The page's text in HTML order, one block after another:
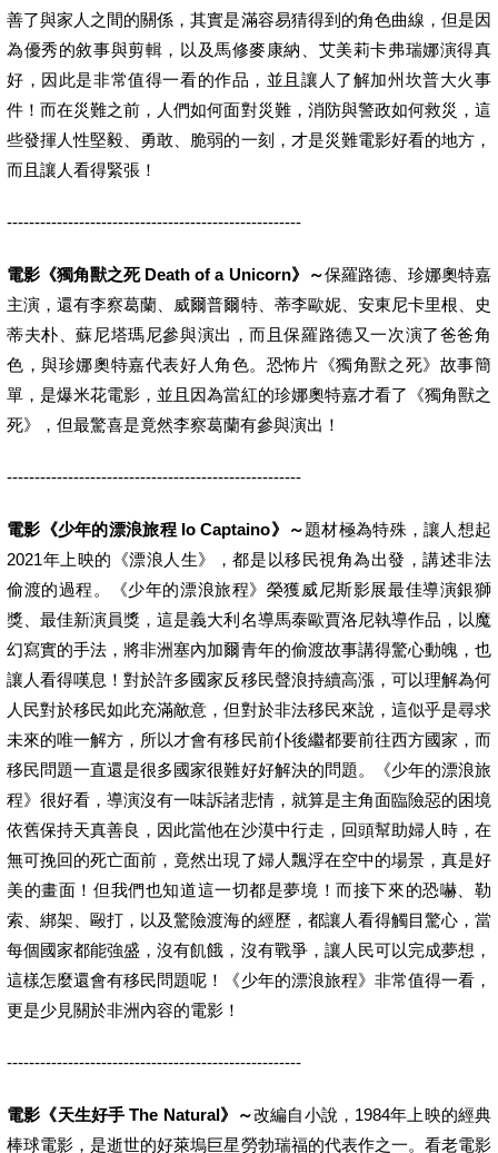
善了與家人之間的關係，其實是滿容易猜得到的角色曲線，但是因
為優秀的敘事與剪輯，以及馬修麥康納、艾美莉卡弗瑞娜演得真
好，因此是非常值得一看的作品，並且讓人了解加州坎普大火事
件！而在災難之前，人們如何面對災難，消防與警政如何救災，這
些發揮人性堅毅、勇敢、脆弱的一刻，才是災難電影好看的地方，
而且讓人看得緊張！
-----------------------------------------------------
電影《獨角獸之死 Death of a Unicorn》～保羅路德、珍娜奧特嘉
主演，還有李察葛蘭、威爾普爾特、蒂李歐妮、安東尼卡里根、史
蒂夫朴、蘇尼塔瑪尼參與演出，而且保羅路德又一次演了爸爸角
色，與珍娜奧特嘉代表好人角色。恐怖片《獨角獸之死》故事簡
單，是爆米花電影，並且因為當紅的珍娜奧特嘉才看了《獨角獸之
死》，但最驚喜是竟然李察葛蘭有參與演出！
-----------------------------------------------------
電影《少年的漂浪旅程 Io Captaino》～題材極為特殊，讓人想起
2021年上映的《漂浪人生》，都是以移民視角為出發，講述非法
偷渡的過程。《少年的漂浪旅程》榮獲威尼斯影展最佳導演銀獅
獎、最佳新演員獎，這是義大利名導馬泰歐賈洛尼執導作品，以魔
幻寫實的手法，將非洲塞內加爾青年的偷渡故事講得驚心動魄，也
讓人看得嘆息！對於許多國家反移民聲浪持續高漲，可以理解為何
人民對於移民如此充滿敵意，但對於非法移民來說，這似乎是尋求
未來的唯一解方，所以才會有移民前仆後繼都要前往西方國家，而
移民問題一直還是很多國家很難好好解決的問題。《少年的漂浪旅
程》很好看，導演沒有一味訴諸悲情，就算是主角面臨險惡的困境
依舊保持天真善良，因此當他在沙漠中行走，回頭幫助婦人時，在
無可挽回的死亡面前，竟然出現了婦人飄浮在空中的場景，真是好
美的畫面！但我們也知道這一切都是夢境！而接下來的恐嚇、勒
索、綁架、毆打，以及驚險渡海的經歷，都讓人看得觸目驚心，當
每個國家都能強盛，沒有飢餓，沒有戰爭，讓人民可以完成夢想，
這樣怎麼還會有移民問題呢！《少年的漂浪旅程》非常值得一看，
更是少見關於非洲內容的電影！
-----------------------------------------------------
電影《天生好手 The Natural》～改編自小說，1984年上映的經典
棒球電影，是逝世的好萊塢巨星勞勃瑞福的代表作之一。看老電影